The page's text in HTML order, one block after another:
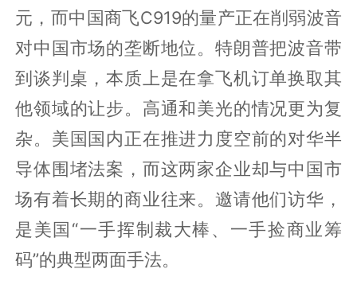
元，而中国商飞C919的量产正在削弱波音
对中国市场的垄断地位。特朗普把波音带
到谈判桌，本质上是在拿飞机订单换取其
他领域的让步。高通和美光的情况更为复
杂。美国国内正在推进力度空前的对华半
导体围堵法案，而这两家企业却与中国市
场有着长期的商业往来。邀请他们访华，
是美国“一手挥制裁大棒、一手捡商业筹
码”的典型两面手法。